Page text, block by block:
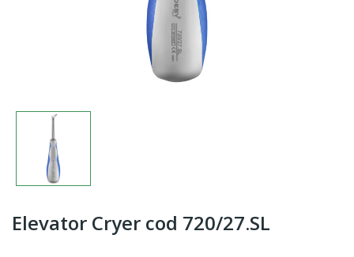
Elevator Cryer cod 720/27.SL